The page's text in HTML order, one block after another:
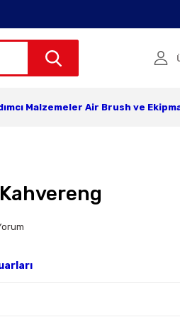
Malzemeler Air Brush ve